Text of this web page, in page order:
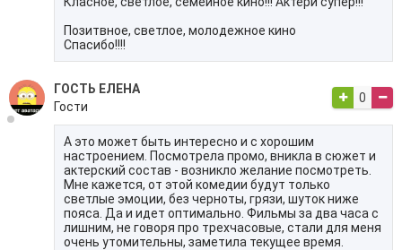
Позитвное, светлое, молодежное кино
Спасибо!!!!
ГОСТЬ ЕЛЕНА
Гости
0
А это может быть интересно и с хорошим
настроением. Посмотрела промо, вникла в сюжет и
актерский состав - возникло желание посмотреть.
Мне кажется, от этой комедии будут только
светлые эмоции, без черноты, грязи, шуток ниже
пояса. Да и идет оптимально. Фильмы за два часа с
лишним, не говоря про трехчасовые, стали для меня
очень утомительны, заметила текущее время.